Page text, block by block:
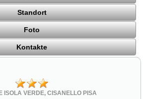
Standort
Foto
Kontakte
ISOLA VERDE, CISANELLO PISA